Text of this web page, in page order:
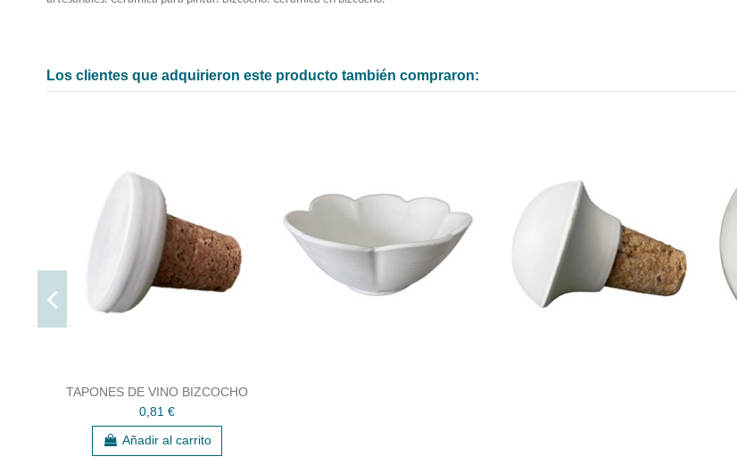
Los clientes que adquirieron este producto también compraron:
TAPONES DE VINO BIZCOCHO
0,81 €
Añadir al carrito